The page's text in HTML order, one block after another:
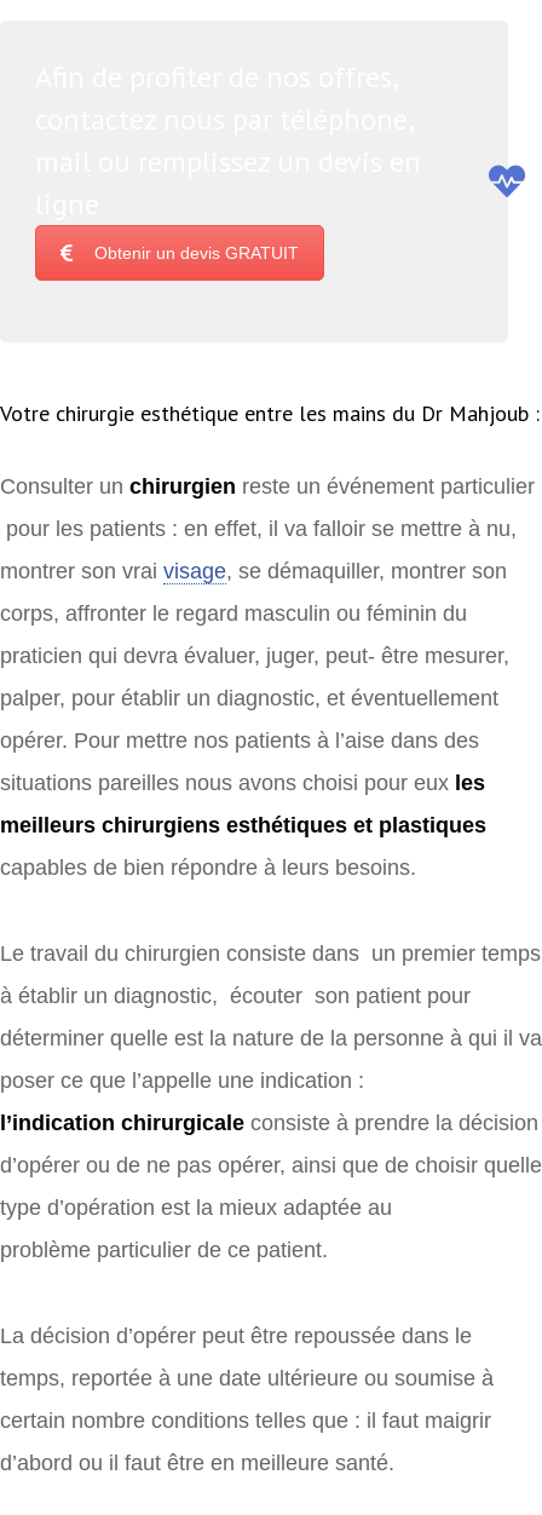
Obtenir un devis GRATUIT
Votre chirurgie esthétique entre les mains du Dr Mahjoub :
Consulter un chirurgien reste un événement particulier
pour les patients : en effet, il va falloir se mettre à nu,
montrer son vrai visage, se démaquiller, montrer son
corps, affronter le regard masculin ou féminin du
praticien qui devra évaluer, juger, peut- être mesurer,
palper, pour établir un diagnostic, et éventuellement
opérer. Pour mettre nos patients à l’aise dans des
situations pareilles nous avons choisi pour eux les
meilleurs chirurgiens esthétiques et plastiques
capables de bien répondre à leurs besoins.
Le travail du chirurgien consiste dans un premier temps
à établir un diagnostic, écouter son patient pour
déterminer quelle est la nature de la personne à qui il va
poser ce que l’appelle une indication :
l’indication chirurgicale consiste à prendre la décision
d’opérer ou de ne pas opérer, ainsi que de choisir quelle
type d’opération est la mieux adaptée au
problème particulier de ce patient.
La décision d’opérer peut être repoussée dans le
temps, reportée à une date ultérieure ou soumise à
certain nombre conditions telles que : il faut maigrir
d’abord ou il faut être en meilleure santé.